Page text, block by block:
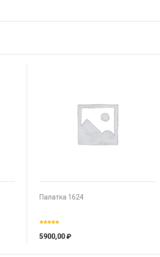
Палатка 1624
5900,00₽